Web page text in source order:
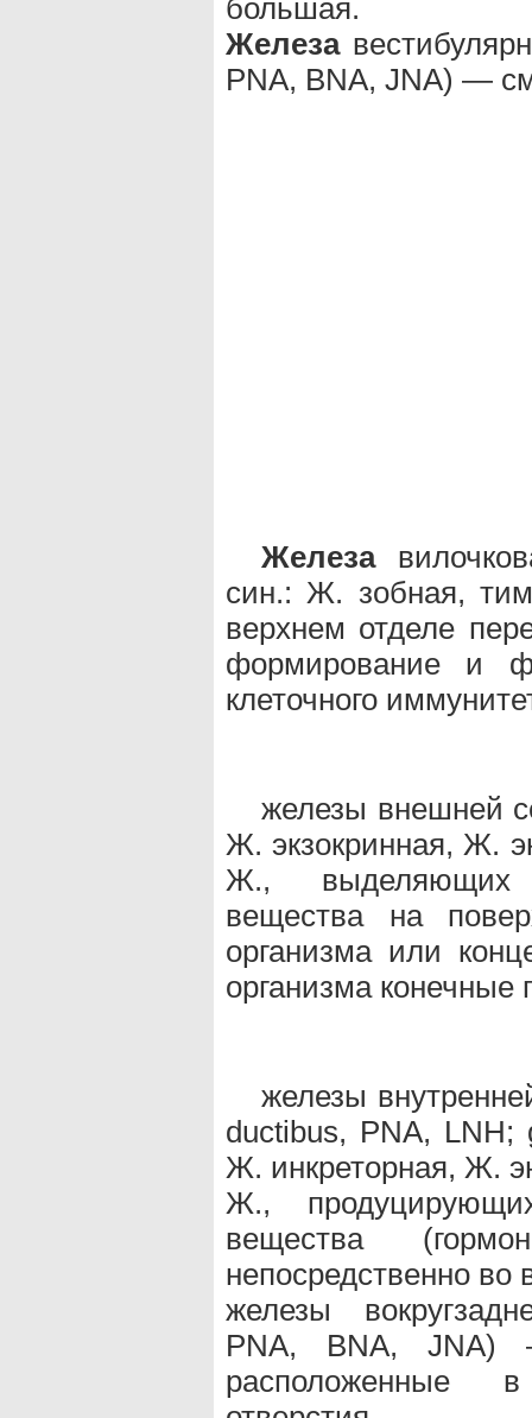
большая.
Железа
PNA, BNA, JNA) —
Железа
син.: Ж. зобная,
верхнем отделе
формирование и
клеточного
железы внешней
Ж. экзокринная, Ж.
Ж., выделяющих
вещества на
организма или
организма
железы
ductibus, PNA, LNH;
Ж. инкреторная, Ж.
Ж.,
вещества
непосредственно во
железы
PNA, BNA,
расположенные в